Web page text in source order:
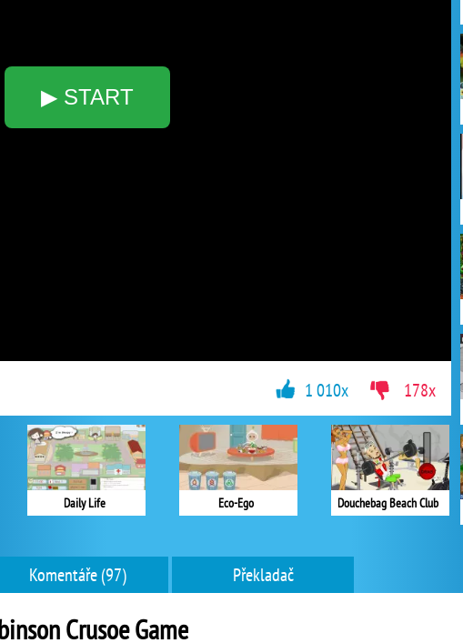
▶ START
Daily Life Eco-Ego Douchebag Beach Club
1 010x 178x
Komentáře (97) Překladač
Crusoe Game